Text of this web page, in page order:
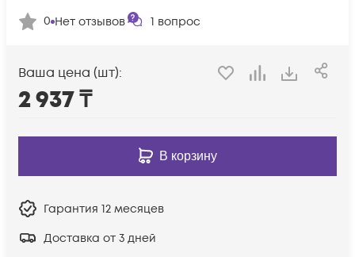
0 Нет отзывов 1 вопрос
Ваша цена (шт):
2 937₸
В корзину
Гарантия 12 месяцев
Доставка от 3 дней